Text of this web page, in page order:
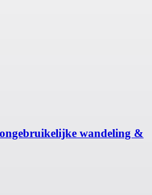
wandeling &